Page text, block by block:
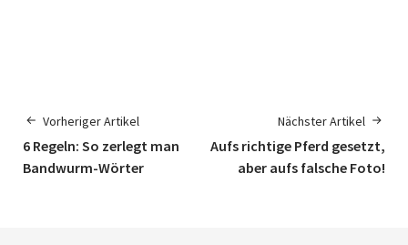
Vorheriger Artikel
6 Regeln: So zerlegt man
Bandwurm-Wörter
Nächster Artikel
Aufs richtige Pferd gesetzt,
aber aufs falsche Foto!